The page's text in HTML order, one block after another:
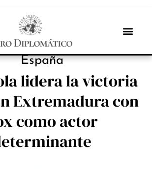
PROTAGONISTAS
España
lidera la victoria
Extremadura con
como actor